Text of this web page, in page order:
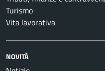
Turismo
Vita lavorativa
NOVITÀ